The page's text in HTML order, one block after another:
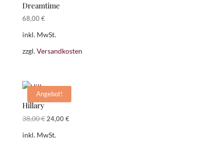
Dreamtime
68,00 €
inkl. MwSt.
zzgl.Versandkosten
Angebot!
Hillary
38,00€ Ursprünglicher
war:
24,00€Aktueller
inkl. MwSt.